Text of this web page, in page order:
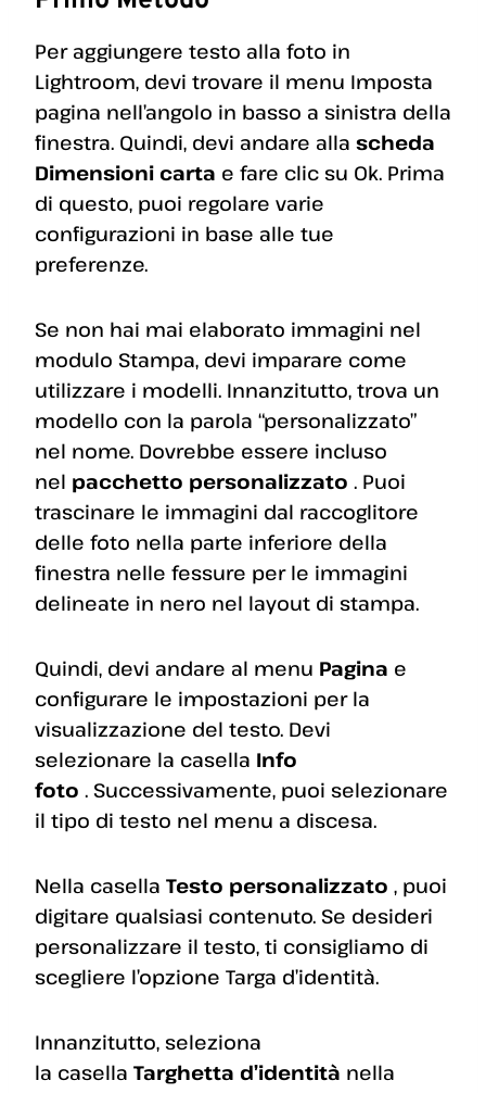
Per aggiungere testo alla foto in
Lightroom, devi trovare il menu Imposta
pagina nell’angolo in basso a sinistra della
finestra. Quindi, devi andare alla scheda
Dimensioni carta e fare clic su Ok. Prima
di questo, puoi regolare varie
configurazioni in base alle tue
preferenze.
Se non hai mai elaborato immagini nel
modulo Stampa, devi imparare come
utilizzare i modelli. Innanzitutto, trova un
modello con la parola “personalizzato”
nel nome. Dovrebbe essere incluso
nel pacchetto personalizzato . Puoi
trascinare le immagini dal raccoglitore
delle foto nella parte inferiore della
finestra nelle fessure per le immagini
delineate in nero nel layout di stampa.
Quindi, devi andare al menu Pagina e
configurare le impostazioni per la
visualizzazione del testo. Devi
selezionare la casella Info
foto . Successivamente, puoi selezionare
il tipo di testo nel menu a discesa.
Nella casella Testo personalizzato , puoi
digitare qualsiasi contenuto. Se desideri
personalizzare il testo, ti consigliamo di
scegliere l’opzione Targa d’identità.
Innanzitutto, seleziona
la casella Targhetta d’identità nella